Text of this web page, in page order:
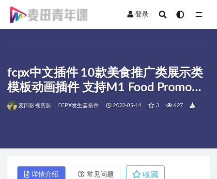
登录
fcpx中文插件 10款美食推广类展示类
模板动画插件 支持M1 Food Promo
Scenes
麦田影视资源 FCPX发生器插件 2022-05-14 3 627
详情介绍 常见问题 收藏